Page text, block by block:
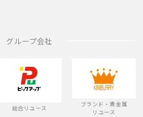
グループ会社
総合リユース
ブランド・貴金属
リユース